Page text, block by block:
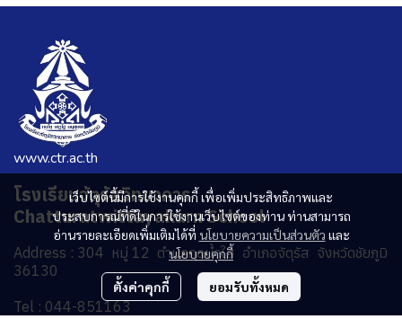
เว็บไซต์นี้มีการใช้งานคุกกี้ เพื่อเพิ่มประสิทธิภาพและ
ประสบการณ์ที่ดีในการใช้งานเว็บไซต์ของท่าน ท่านสามารถ
อ่านรายละเอียดเพิ่มเติมได้ที่ นโยบายความเป็นส่วนตัว และ
นโยบายคุกกี้
ตั้งค่าคุกกี้ ยอมรับทั้งหมด
www.ctr.ac.th
โรงเรียนจัตุรัสวิทยาคาร
Chatturatwittayakarn School
Address : 304 หมู่ 12 ตำบลกุดน้ำใส อำเภอจัตุรัส จังหวัดชัยภูมิ
36130
Tel : 044-851163